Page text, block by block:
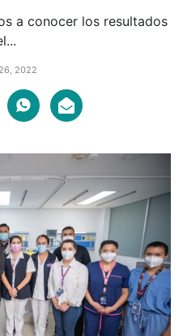
a conocer los resultados
2022